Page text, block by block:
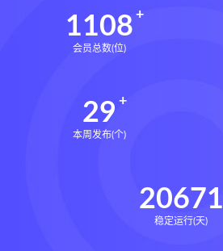
1108
会员总数(位)
29
本周发布(个)
20671
稳定运行(天)